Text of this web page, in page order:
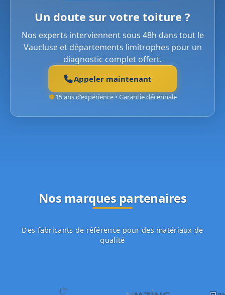
Un doute sur votre toiture ?
Nos experts interviennent sous 48h dans tout le
Vaucluse et départements limitrophes pour un
diagnostic complet offert.
Appeler maintenant
15 ans d'expérience • Garantie décennale
Nos marques partenaires
Des fabricants de référence pour des matériaux de
qualité